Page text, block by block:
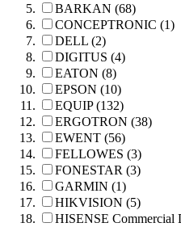
BARKAN (68)
CONCEPTRONIC (1)
DELL (2)
DIGITUS (4)
EATON (8)
EPSON (10)
EQUIP (132)
ERGOTRON (38)
EWENT (56)
FELLOWES (3)
FONESTAR (3)
GARMIN (1)
HIKVISION (5)
HISENSE Commercial